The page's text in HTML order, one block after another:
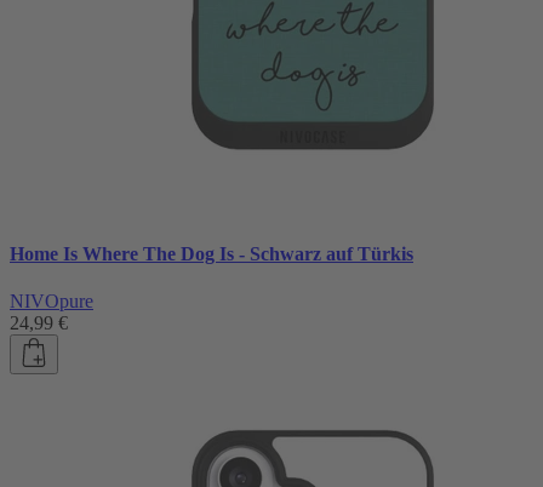
Home Is Where The Dog Is - Schwarz auf Türkis
NIVOpure
24,99 €